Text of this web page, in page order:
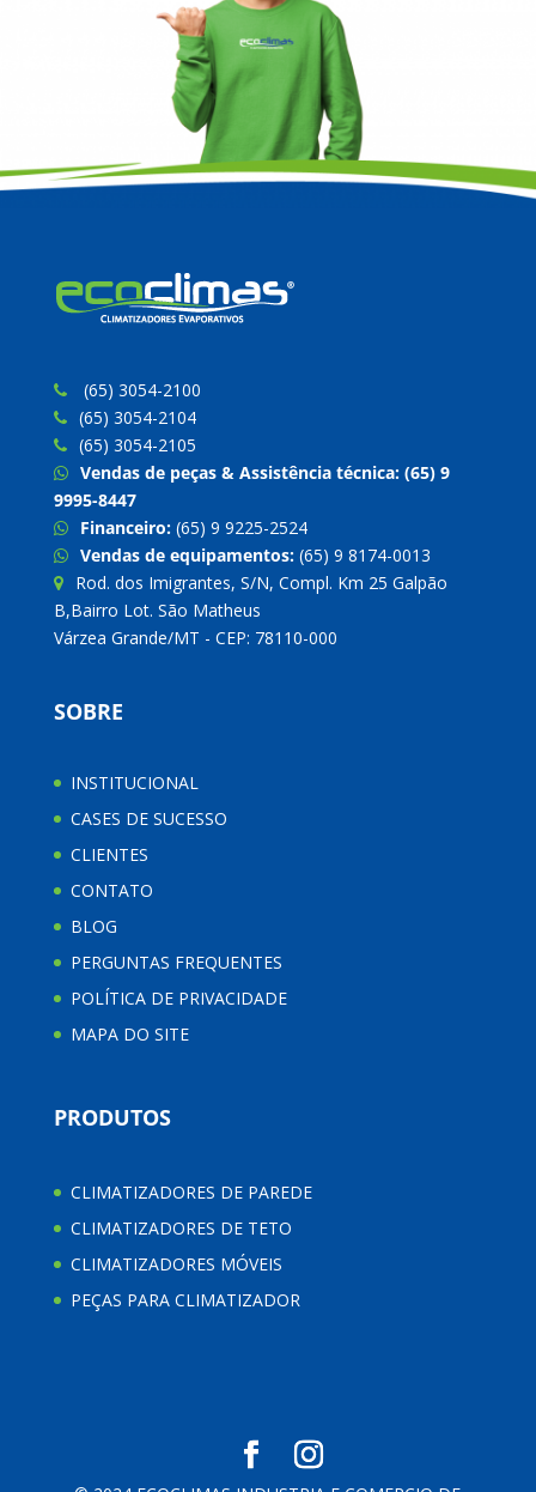
(65) 3054-2100
(65) 3054-2104
(65) 3054-2105
Vendas de peças & Assistência técnica: (65) 9
9995-8447
Financeiro:(65) 9 9225-2524
Vendas de equipamentos:(65) 9 8174-0013
Rod. dos Imigrantes, S/N, Compl. Km 25 Galpão
B,Bairro Lot. São Matheus
Várzea Grande/MT - CEP: 78110-000
SOBRE
INSTITUCIONAL
CASES DE SUCESSO
CLIENTES
CONTATO
BLOG
PERGUNTAS FREQUENTES
POLÍTICA DE PRIVACIDADE
MAPA DO SITE
PRODUTOS
CLIMATIZADORES DE PAREDE
CLIMATIZADORES DE TETO
CLIMATIZADORES MÓVEIS
PEÇAS PARA CLIMATIZADOR